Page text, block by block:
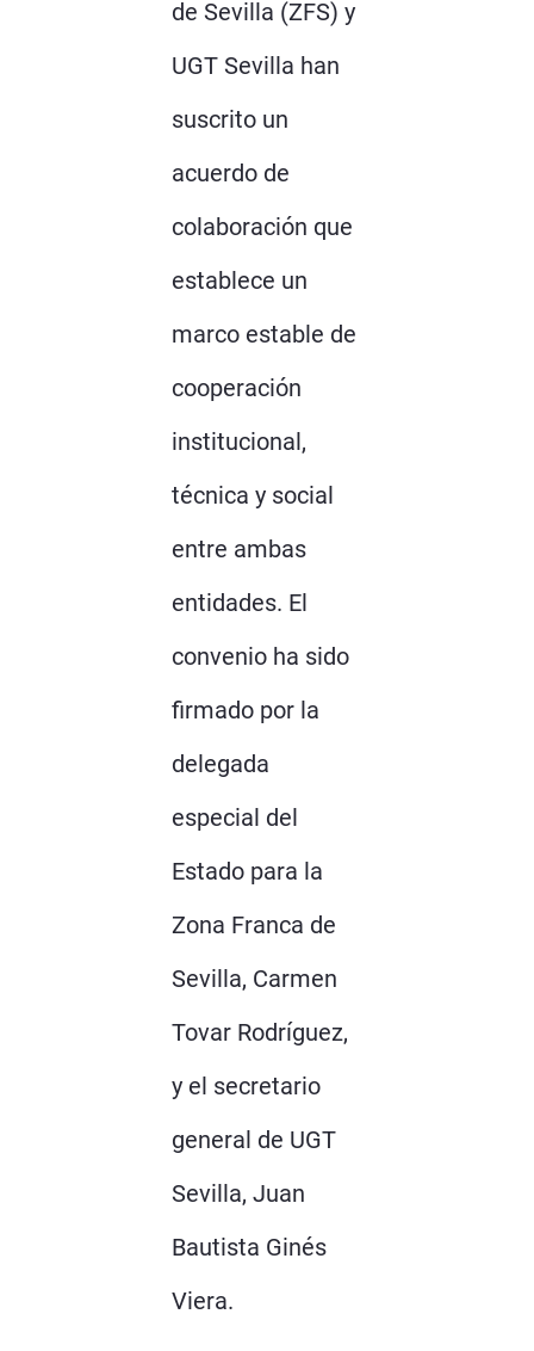
de Sevilla (ZFS) y
UGT Sevilla han
suscrito un
acuerdo de
colaboración que
establece un
marco estable de
cooperación
institucional,
técnica y social
entre ambas
entidades. El
convenio ha sido
firmado por la
delegada
especial del
Estado para la
Zona Franca de
Sevilla, Carmen
Tovar Rodríguez,
y el secretario
general de UGT
Sevilla, Juan
Bautista Ginés
Viera.